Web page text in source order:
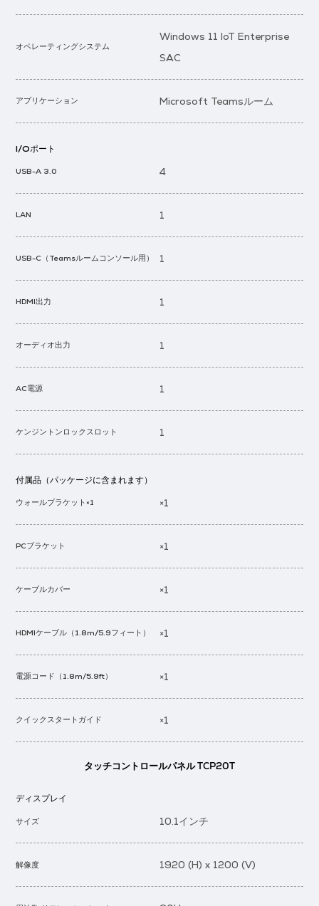
オペレーティングシステム
Windows 11 IoT Enterprise
SAC
アプリケーション Microsoft Teamsルーム
I/Oポート
USB-A 3.0 4
LAN 1
USB-C（Teamsルームコンソール用） 1
HDMI出力 1
オーディオ出力 1
AC電源 1
ケンジントンロックスロット 1
付属品（パッケージに含まれます）
ウォールブラケット×1 ×1
PCブラケット ×1
ケーブルカバー ×1
HDMIケーブル（1.8m/5.9フィート） ×1
電源コード（1.8m/5.9ft） ×1
クイックスタートガイド ×1
タッチコントロールパネル TCP20T
ディスプレイ
サイズ 10.1インチ
解像度 1920 (H) x 1200 (V)